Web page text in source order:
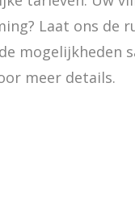
Laat ons de
mogelijkheden
meer details.